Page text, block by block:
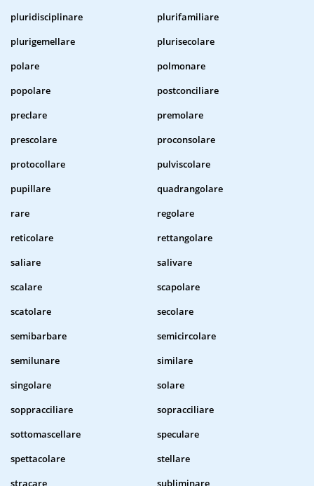
pluridisciplinare
plurifamiliare
plurigemellare
plurisecolare
polare
polmonare
popolare
postconciliare
preclare
premolare
prescolare
proconsolare
protocollare
pulviscolare
pupillare
quadrangolare
rare
regolare
reticolare
rettangolare
saliare
salivare
scalare
scapolare
scatolare
secolare
semibarbare
semicircolare
semilunare
similare
singolare
solare
soppracciliare
sopracciliare
sottomascellare
speculare
spettacolare
stellare
stracare
subliminare